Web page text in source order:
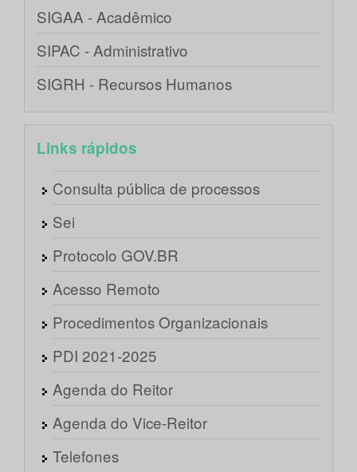
SIGAA - Acadêmico
SIPAC - Administrativo
SIGRH - Recursos Humanos
Links rápidos
Consulta pública de processos
Sei
Protocolo GOV.BR
Acesso Remoto
Procedimentos Organizacionais
PDI 2021-2025
Agenda do Reitor
Agenda do Vice-Reitor
Telefones